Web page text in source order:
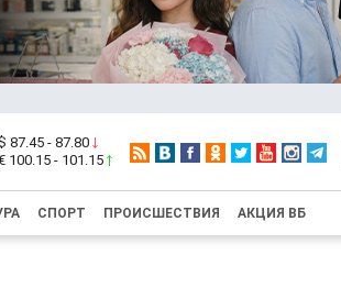
87.45 - 87.80
100.15 - 101.15
СПОРТ ПРОИСШЕСТВИЯ АКЦИЯ ВБ